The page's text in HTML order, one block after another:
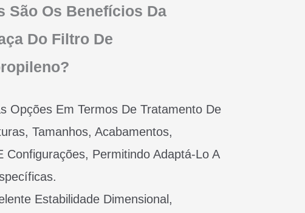
São Os Benefícios Da
Do Filtro De
Opções Em Termos De Tratamento De
Tamanhos, Acabamentos,
Configurações, Permitindo Adaptá-Lo A
Estabilidade Dimensional,